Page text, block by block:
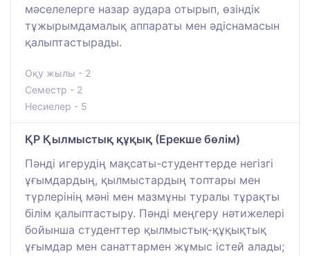
мәселелерге назар аудара отырып, өзіндік
тұжырымдамалық аппараты мен әдіснамасын
қалыптастырады.
Оқу жылы - 2
Семестр - 2
Несиелер - 5
ҚР Қылмыстық құқық (Ерекше бөлім)
Пәнді игерудің мақсаты-студенттерде негізгі
ұғымдардың, қылмыстардың топтары мен
түрлерінің мәні мен мазмұны туралы тұрақты
білім қалыптастыру. Пәнді меңгеру нәтижелері
бойынша студенттер қылмыстық-құқықтық
ұғымдар мен санаттармен жұмыс істей алады;